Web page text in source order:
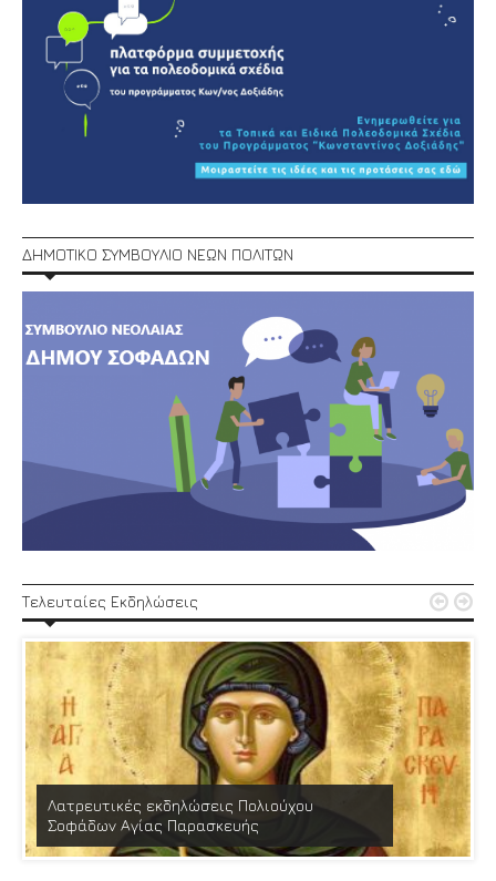
ΔΗΜΟΤΙΚΟ ΣΥΜΒΟΥΛΙΟ ΝΕΩΝ ΠΟΛΙΤΩΝ
Τελευταίες Εκδηλώσεις
Λατρευτικές εκδηλώσεις Πολιούχου
Σοφάδων Αγίας Παρασκευής
 